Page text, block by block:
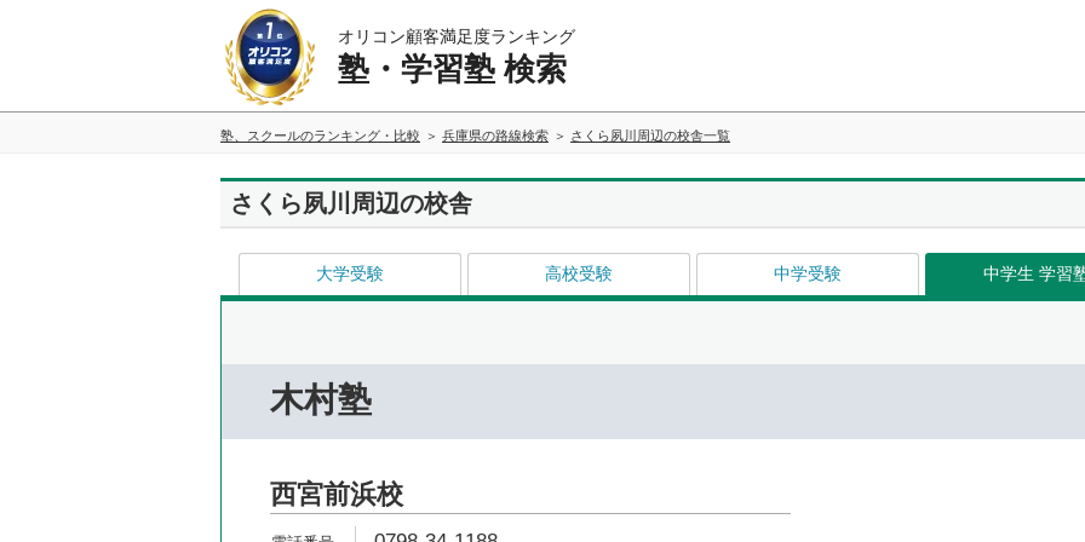
オリコン顧客満足度ランキング
塾・学習塾 検索
塾、スクールのランキング・比較 兵庫県の路線検索 さくら夙川周辺の校舎一覧
さくら夙川周辺の校舎
大学受験 高校受験 中学受験 中学生 学習
木村塾
西宮前浜校